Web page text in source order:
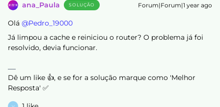
ana_Paula SOLUÇÃO Forum|Forum|1 year ago
Olá ​ @Pedro_19000
Já limpou a cache e reiniciou o router? O problema já foi
resolvido, devia funcionar.
Dê um like 👍, e se for a solução marque como 'Melhor
Resposta' ✅